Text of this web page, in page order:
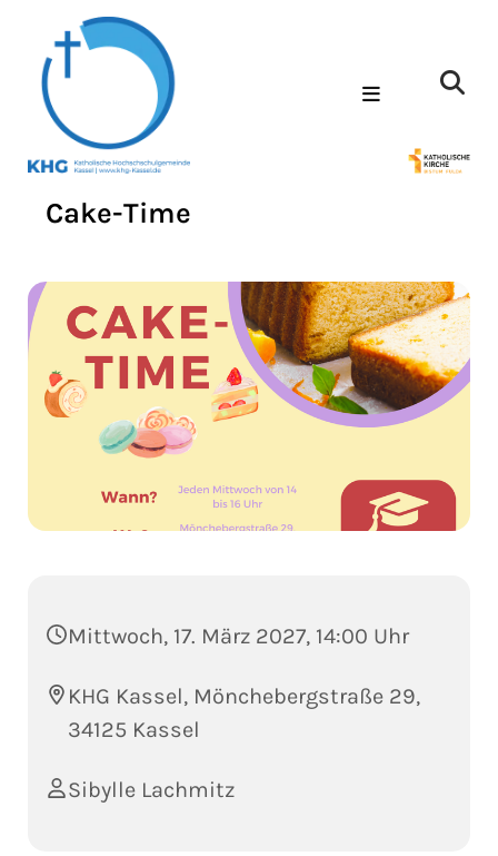
Cake-Time
Mittwoch, 17. März 2027, 14:00 Uhr
KHG Kassel, Mönchebergstraße 29,
34125 Kassel
Sibylle Lachmitz